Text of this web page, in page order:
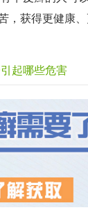
，获得更健康、
起哪些危害